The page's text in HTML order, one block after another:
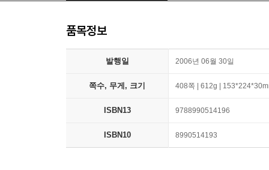
품목정보
발행일 2006년 06월 30일
쪽수, 무게, 크기 408쪽 | 612g |
ISBN13 9788990514196
ISBN10 8990514193